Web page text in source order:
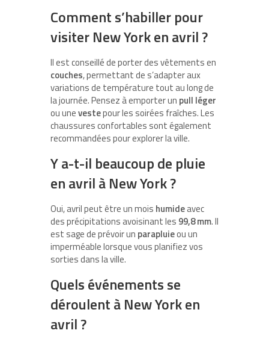
Comment s’habiller pour
visiter New York en avril ?
Il est conseillé de porter des vêtements en
couches, permettant de s’adapter aux
variations de température tout au long de
la journée. Pensez à emporter un pull léger
ou unevestepour les soirées fraîches. Les
chaussures confortables sont également
recommandées pour explorer la ville.
Y a-t-il beaucoup de pluie
en avril à New York ?
Oui, avril peut être un mois humideavec
des précipitations avoisinant les 99,8 mm. Il
est sage de prévoir un parapluieou un
imperméable lorsque vous planifiez vos
sorties dans la ville.
Quels événements se
déroulent à New York en
avril ?